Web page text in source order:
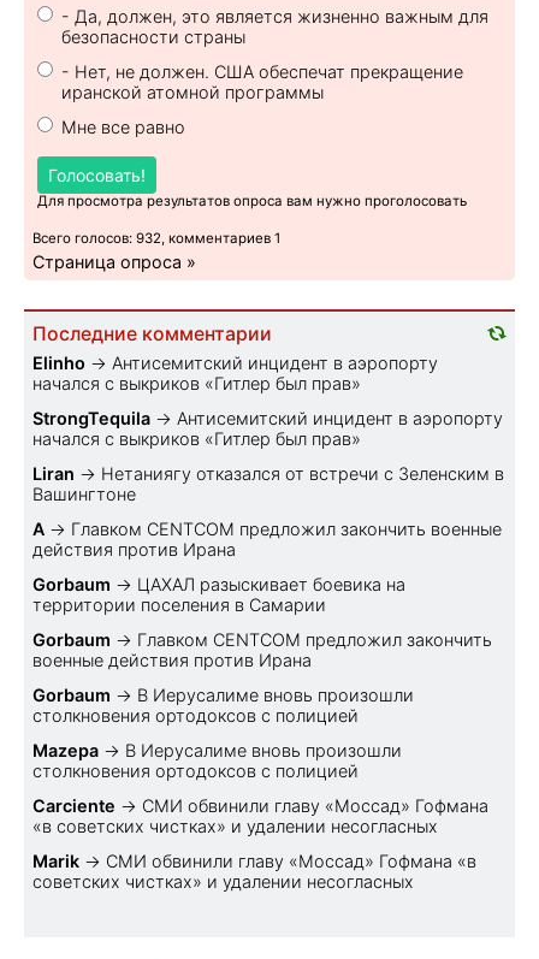
- Да, должен, это является жизненно важным для
безопасности страны
- Нет, не должен. США обеспечат прекращение
иранской атомной программы
Мне все равно
Голосовать!
Для просмотра результатов опроса вам нужно проголосовать
Всего голосов: 932, комментариев 1
Страница опроса »
Последние комментарии
Elinho → Антисемитский инцидент в аэропорту
начался с выкриков «Гитлер был прав»
StrongTequila → Антисемитский инцидент в аэропорту
начался с выкриков «Гитлер был прав»
Liran → Нетаниягу отказался от встречи с Зеленским в
Вашингтоне
A → Главком CENTCOM предложил закончить военные
действия против Ирана
Gorbaum → ЦАХАЛ разыскивает боевика на
территории поселения в Самарии
Gorbaum → Главком CENTCOM предложил закончить
военные действия против Ирана
Gorbaum → В Иерусалиме вновь произошли
столкновения ортодоксов с полицией
Mazepa → В Иерусалиме вновь произошли
столкновения ортодоксов с полицией
Carciente → СМИ обвинили главу «Моссад» Гофмана
«в советских чистках» и удалении несогласных
Marik → СМИ обвинили главу «Моссад» Гофмана «в
советских чистках» и удалении несогласных